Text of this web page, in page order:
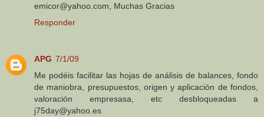
emicor@yahoo.com, Muchas Gracias
Responder
APG 7/1/09
Me podéis facilitar las hojas de análisis de balances, fondo
de maniobra, presupuestos, origen y aplicación de fondos,
valoración empresasa, etc desbloqueadas a
j75day@yahoo.es